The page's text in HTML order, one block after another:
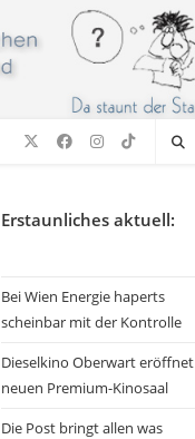
Erstaunliches aktuell:
Bei Wien Energie haperts
scheinbar mit der Kontrolle
Dieselkino Oberwart eröffnet
neuen Premium-Kinosaal
Die Post bringt allen was